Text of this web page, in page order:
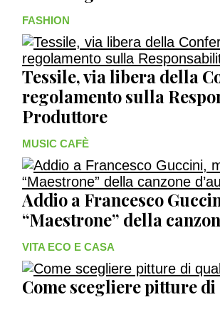
FASHION
Tessile, via libera della
regolamento sulla
Produttore
MUSIC CAFÈ
Addio a Francesco
“Maestrone” della
VITA ECO E CASA
Come scegliere pitture